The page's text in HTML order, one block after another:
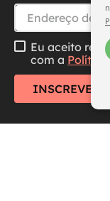
Eu aceito
com a
INSCREVER-